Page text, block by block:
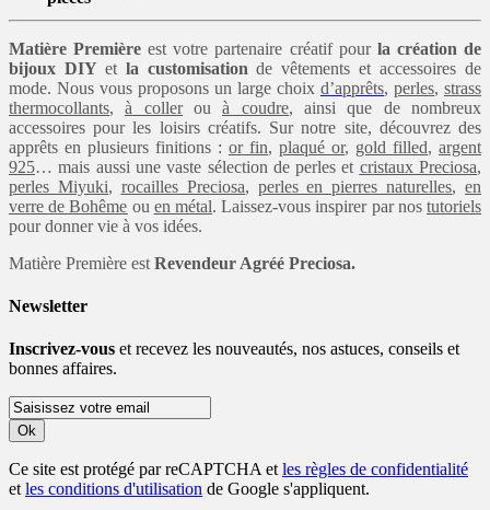
Matière Première est votre partenaire créatif pourla création de
bijoux DIY etla customisation de vêtements et accessoires de
mode. Nous vous proposons un large choix d’apprêts, perles, strass
thermocollants,à collerouà coudre, ainsi que de nombreux
accessoires pour les loisirs créatifs. Sur notre site, découvrez des
apprêts en plusieurs finitions : or fin, plaqué or, gold filled, argent
925… mais aussi une vaste sélection de perles et cristaux Preciosa,
perles Miyuki, rocailles Preciosa, perles en pierres naturelles, en
verre de Bohême ou en métal. Laissez-vous inspirer par nostutoriels
pour donner vie à vos idées.
Matière Première est Revendeur Agréé Preciosa.
Newsletter
Inscrivez-vous et recevez les nouveautés, nos astuces, conseils et
bonnes affaires.
Ok
Ce site est protégé par reCAPTCHA etles règles de confidentialité
etles conditions d'utilisation de Google s'appliquent.